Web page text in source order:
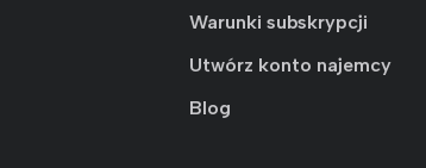
Warunki subskrypcji
Utwórz konto najemcy
Blog